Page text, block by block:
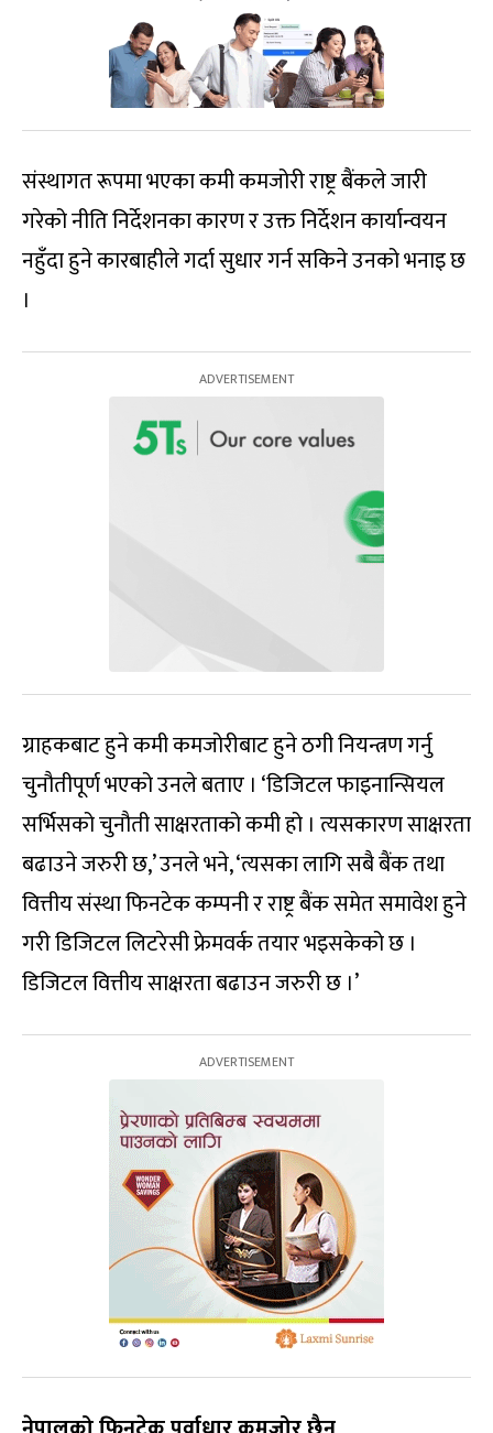
संस्थागत रूपमा भएका कमी कमजोरी राष्ट्र बैंकले जारी
गरेको नीति निर्देशनका कारण र उक्त निर्देशन कार्यान्वयन
नहुँदा हुने कारबाहीले गर्दा सुधार गर्न सकिने उनको भनाइ छ
।
ग्राहकबाट हुने कमी कमजोरीबाट हुने ठगी नियन्त्रण गर्नु
चुनौतीपूर्ण भएको उनले बताए । ‘डिजिटल फाइनान्सियल
सर्भिसको चुनौती साक्षरताको कमी हो । त्यसकारण साक्षरता
बढाउने जरुरी छ,’ उनले भने, ‘त्यसका लागि सबै बैंक तथा
वित्तीय संस्था फिनटेक कम्पनी र राष्ट्र बैंक समेत समावेश हुने
गरी डिजिटल लिटरेसी फ्रेमवर्क तयार भइसकेको छ ।
डिजिटल वित्तीय साक्षरता बढाउन जरुरी छ ।’